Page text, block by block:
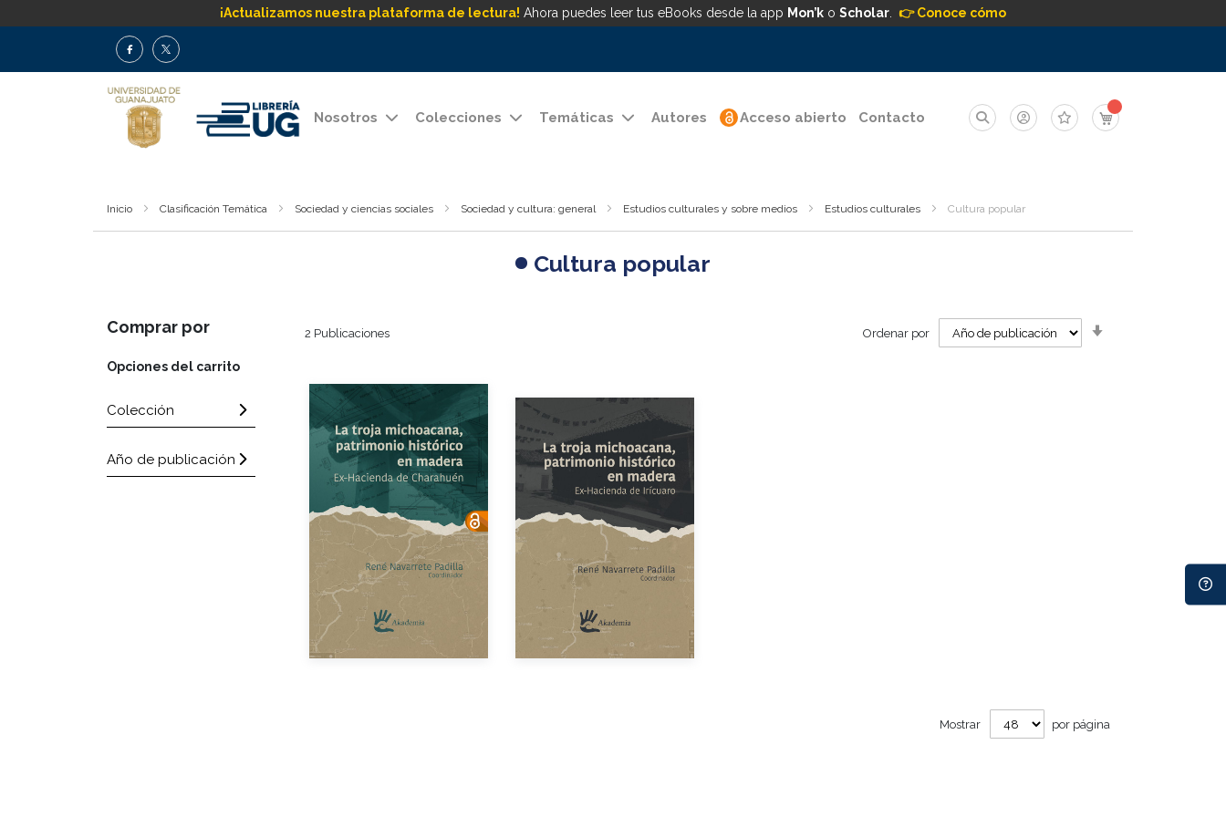
¡Actualizamos nuestra plataforma de lectura! Ahora puedes leer tus eBooks desde la app Mon’k oScholar 👉 Conoce cómo
Nosotros Colecciones Temáticas Autores Acceso abierto Contacto Mi carrito
Inicio Clasificación Temática Sociedad y ciencias sociales Sociedad y cultura: general Estudios culturales y sobre medios Estudios culturales Cultura popular
Cultura popular
Comprar por
Opciones del carrito
Colección
Año de publicación
2 Publicaciones Ordenar por
Autor
Año de edición
Gratuito
Impreso $250.00
Autor
Año de edición
Gratuito
Impreso
Mostrar por página